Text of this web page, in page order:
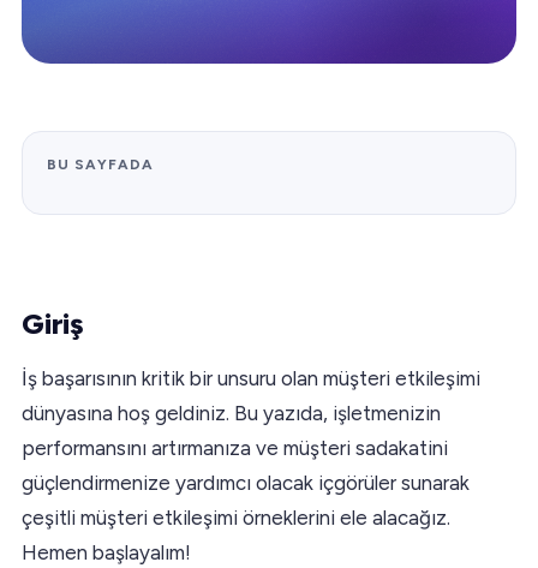
BU SAYFADA
Giriş
İş başarısının kritik bir unsuru olan müşteri etkileşimi
dünyasına hoş geldiniz. Bu yazıda, işletmenizin
performansını artırmanıza ve müşteri sadakatini
güçlendirmenize yardımcı olacak içgörüler sunarak
çeşitli müşteri etkileşimi örneklerini ele alacağız.
Hemen başlayalım!